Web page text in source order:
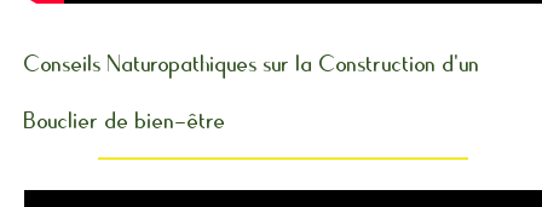
Conseils Naturopathiques sur la Construction d'un
Bouclier de bien-être